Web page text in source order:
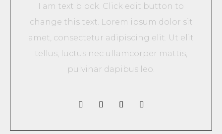
I am text block. Click edit button to
change this text. Lorem ipsum dolor sit
amet, consectetur adipiscing elit. Ut elit
tellus, luctus nec ullamcorper mattis,
pulvinar dapibus leo.